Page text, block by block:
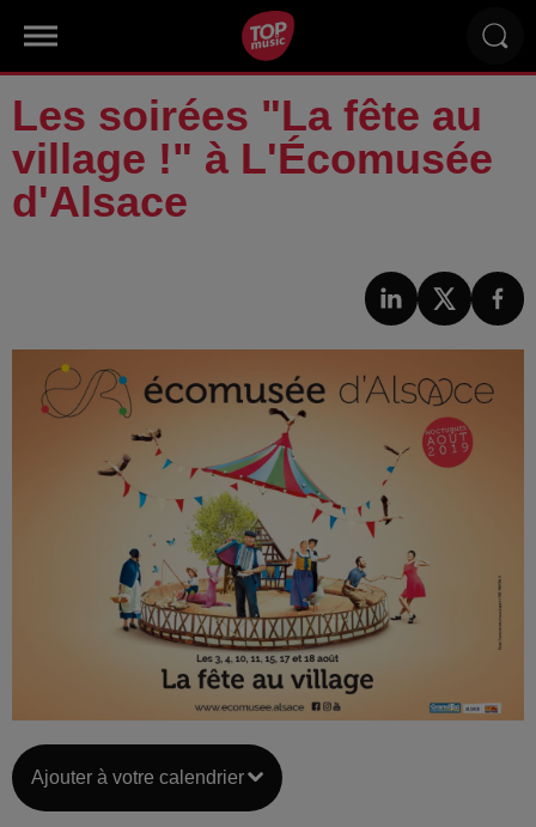
Les soirées "La fête au
village !" à L'Écomusée
d'Alsace
Ajouter à votre calendrier